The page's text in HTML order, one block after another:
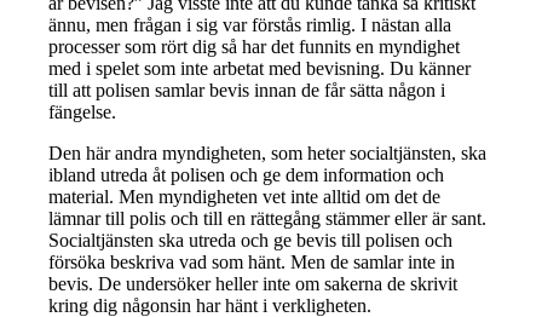
ännu, men frågan i sig var förstås rimlig. I nästan alla
processer som rört dig så har det funnits en myndighet
med i spelet som inte arbetat med bevisning. Du känner
till att polisen samlar bevis innan de får sätta någon i
fängelse.
Den här andra myndigheten, som heter socialtjänsten, ska
ibland utreda åt polisen och ge dem information och
material. Men myndigheten vet inte alltid om det de
lämnar till polis och till en rättegång stämmer eller är sant.
Socialtjänsten ska utreda och ge bevis till polisen och
försöka beskriva vad som hänt. Men de samlar inte in
bevis. De undersöker heller inte om sakerna de skrivit
kring dig någonsin har hänt i verkligheten.